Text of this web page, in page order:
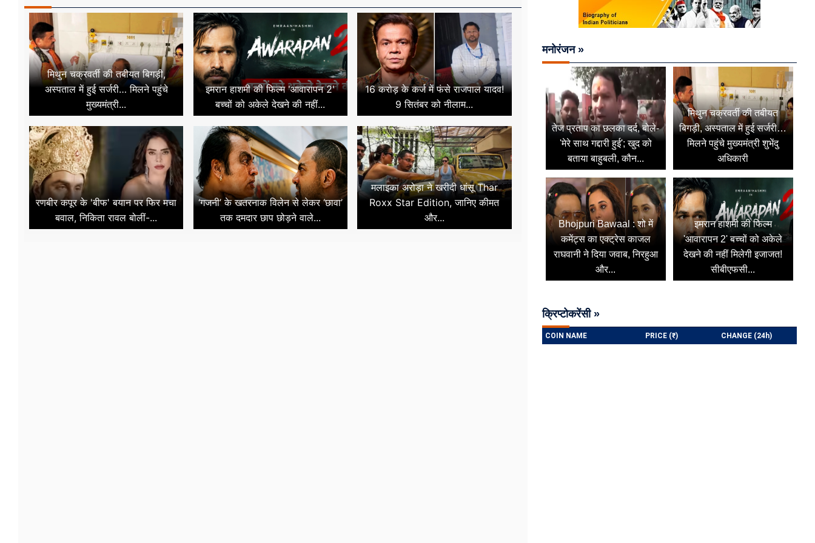
मिथुन चक्रवर्ती की तबीयत बिगड़ी,
अस्पताल में हुई सर्जरी… मिलने पहुंचे
मुख्यमंत्री...
इमरान हाशमी की फिल्म 'आवारापन 2'
बच्चों को अकेले देखने की नहीं...
16 करोड़ के कर्ज में फंसे राजपाल यादव!
9 सितंबर को नीलाम...
रणबीर कपूर के 'बीफ' बयान पर फिर मचा
बवाल, निकिता रावल बोलीं-...
‘गजनी’ के खतरनाक विलेन से लेकर ‘छावा’
तक दमदार छाप छोड़ने वाले...
मलाइका अरोड़ा ने खरीदी धांसू Thar
Roxx Star Edition, जानिए कीमत
और...
मनोरंजन »
तेज प्रताप का छलका दर्द, बोले-
'मेरे साथ गद्दारी हुई'; खुद को
बताया बाहुबली, कौन...
मिथुन चक्रवर्ती की तबीयत
बिगड़ी, अस्पताल में हुई सर्जरी…
मिलने पहुंचे मुख्यमंत्री शुभेंदु
अधिकारी
Bhojpuri Bawaal : शो में
कमेंट्स का एक्ट्रेस काजल
राघवानी ने दिया जवाब, निरहुआ
और...
इमरान हाशमी की फिल्म
'आवारापन 2' बच्चों को अकेले
देखने की नहीं मिलेगी इजाजत!
सीबीएफसी...
क्रिप्टोकरेंसी »